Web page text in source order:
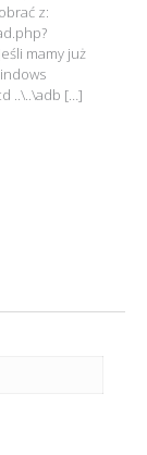
z:
mamy już
..\..\adb […]